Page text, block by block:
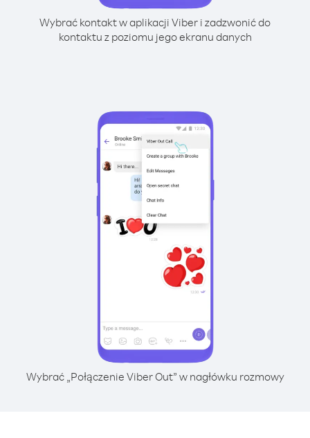
Wybrać kontakt w aplikacji Viber i zadzwonić do
kontaktu z poziomu jego ekranu danych
Wybrać „Połączenie Viber Out” w nagłówku rozmowy